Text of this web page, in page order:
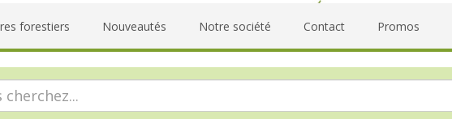
forestiers Nouveautés Notre société Contact Promos